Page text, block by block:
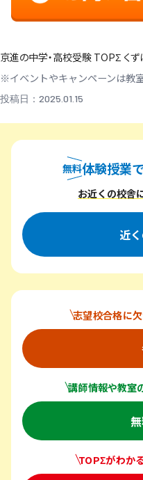
京進の中学・高校受験 TOPΣ く
※イベントやキャンペーンは教
投稿日：2025.01.15
無料体験授業
無料体験授業
お近くの校舎
近
志望校合格に
講師情報や教室
TOPΣがわか